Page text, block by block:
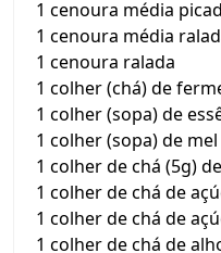
1 cenoura média
1 cenoura média
1 cenoura ralada
1 colher (chá) de
1 colher (sopa) de
1 colher (sopa) de
1 colher de chá (5g)
1 colher de chá de
1 colher de chá de
1 colher de chá de